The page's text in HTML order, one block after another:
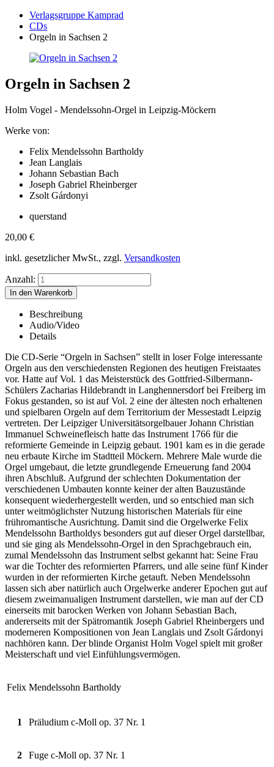
Verlagsgruppe Kamprad
CDs
Orgeln in Sachsen 2
Orgeln in Sachsen 2
Holm Vogel - Mendelssohn-Orgel in Leipzig-Möckern
Werke von:
Felix Mendelssohn Bartholdy
Jean Langlais
Johann Sebastian Bach
Joseph Gabriel Rheinberger
Zsolt Gárdonyi
querstand
20,00 €
inkl. gesetzlicher MwSt., zzgl. Versandkosten
Anzahl:
Beschreibung
Audio/Video
Details
Die CD-Serie “Orgeln in Sachsen” stellt in loser Folge interessante
Orgeln aus den verschiedensten Regionen des heutigen Freistaates
vor. Hatte auf Vol. 1 das Meisterstück des Gottfried-Silbermann-
Schülers Zacharias Hildebrandt in Langhennersdorf bei Freiberg im
Fokus gestanden, so ist auf Vol. 2 eine der ältesten noch erhaltenen
und spielbaren Orgeln auf dem Territorium der Messestadt Leipzig
vertreten. Der Leipziger Universitätsorgelbauer Johann Christian
Immanuel Schweinefleisch hatte das Instrument 1766 für die
reformierte Gemeinde in Leipzig gebaut. 1901 kam es in die gerade
neu erbaute Kirche im Stadtteil Möckern. Mehrere Male wurde die
Orgel umgebaut, die letzte grundlegende Erneuerung fand 2004
ihren Abschluß. Aufgrund der schlechten Dokumentation der
verschiedenen Umbauten konnte keiner der alten Bauzustände
konsequent wiederhergestellt werden, und so entschied man sich
unter weitmöglichster Nutzung historischen Materials für eine
frühromantische Ausrichtung. Damit sind die Orgelwerke Felix
Mendelssohn Bartholdys besonders gut auf dieser Orgel darstellbar,
und sie ging als Mendelssohn-Orgel in den Sprachgebrauch ein,
zumal Mendelssohn das Instrument selbst gekannt hat: Seine Frau
war die Tochter des reformierten Pfarrers, und alle seine fünf Kinder
wurden in der reformierten Kirche getauft. Neben Mendelssohn
lassen sich aber natürlich auch Orgelwerke anderer Epochen gut auf
diesem zweimanualigen Instrument darstellen, wie man auf der CD
einerseits mit barocken Werken von Johann Sebastian Bach,
andererseits mit der Spätromantik Joseph Gabriel Rheinbergers und
moderneren Kompositionen von Jean Langlais und Zsolt Gárdonyi
nachhören kann. Der blinde Organist Holm Vogel spielt mit großer
Meisterschaft und viel Einfühlungsvermögen.
Felix Mendelssohn Bartholdy
1 Präludium c-Moll op. 37 Nr. 1
2 Fuge c-Moll op. 37 Nr. 1